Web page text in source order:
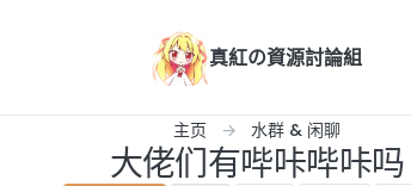
真紅の資源討論組
主页 水群 & 闲聊
大佬们有哔咔哔咔吗